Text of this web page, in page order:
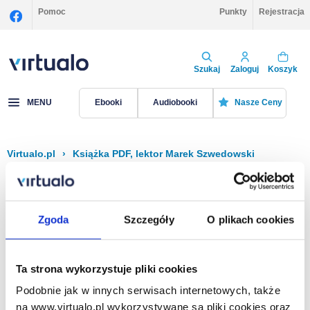
Zgoda Szczegóły O plikach cookies
Ta strona wykorzystuje pliki cookies
Podobnie jak w innych serwisach internetowych, także
na www.virtualo.pl wykorzystywane są pliki cookies oraz
Pomoc Punkty Rejestracja
Szukaj Zaloguj Koszyk
MENU Ebooki Audiobooki Nasze Ceny
Virtualo.pl › Książka PDF, lektor Marek Szwedowski
Filtruj Sortuj
Na stronie